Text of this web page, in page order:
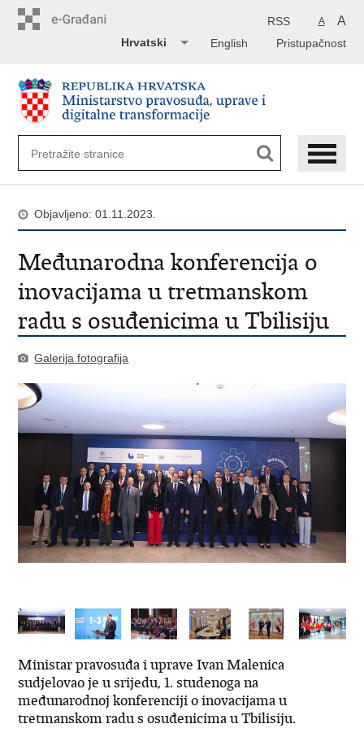
A A
RSS
Pristupačnost
English
Hrvatski
Objavljeno: 01.11.2023.
Međunarodna konferencija o
inovacijama u tretmanskom
radu s osuđenicima u Tbilisiju
Galerija fotografija
Ministar pravosuđa i uprave Ivan Malenica
sudjelovao je u srijedu, 1. studenoga na
međunarodnoj konferenciji o inovacijama u
tretmanskom radu s osuđenicima u Tbilisiju.